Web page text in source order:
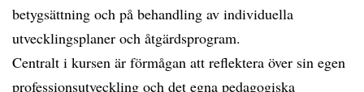
betygsättning och på behandling av individuella
utvecklingsplaner och åtgärdsprogram.
Centralt i kursen är förmågan att reflektera över sin egen
professionsutveckling och det egna pedagogiska